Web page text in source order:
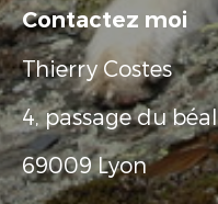
Contactez moi
Thierry Costes
4, passage du béal
69009 Lyon